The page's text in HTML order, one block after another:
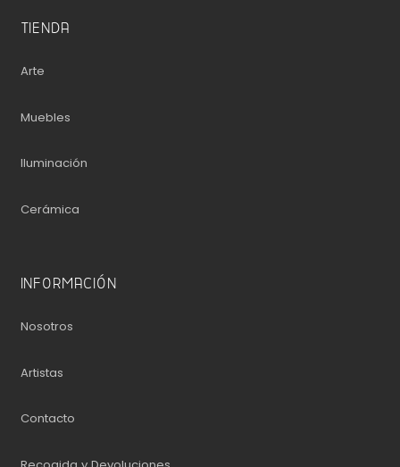
TIENDA
Arte
Muebles
Iluminación
Cerámica
INFORMACIÓN
Nosotros
Artistas
Contacto